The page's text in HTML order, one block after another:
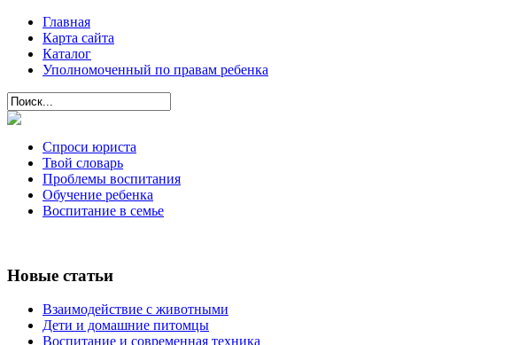
Главная
Карта сайта
Каталог
Уполномоченный по правам ребенка
Спроси юриста
Твой словарь
Проблемы воспитания
Обучение ребенка
Воспитание в семье
Новые статьи
Взаимодействие с животными
Дети и домашние питомцы
Воспитание и современная техника